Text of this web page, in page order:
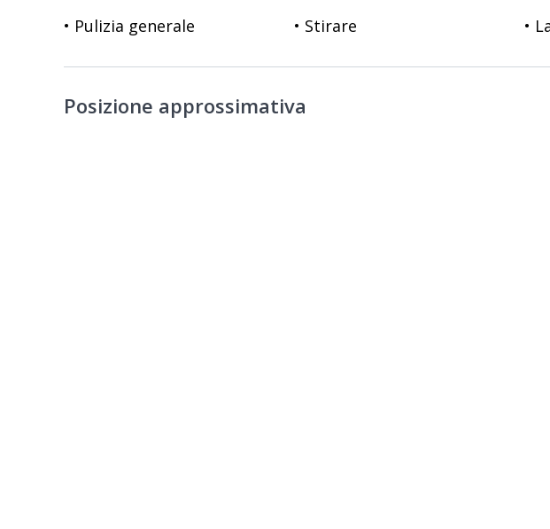
• Pulizia generale • Stirare •
Posizione approssimativa